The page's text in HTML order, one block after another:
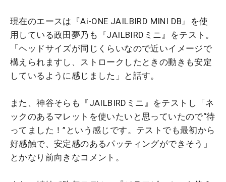
現在のエースは『Ai-ONE JAILBIRD MINI DB』を使
用している政田夢乃も『JAILBIRDミニ』をテスト。
「ヘッドサイズが同じくらいなので近いイメージで
構えられますし、ストロークしたときの動きも安定
しているように感じました」と話す。
また、神谷そらも『JAILBIRDミニ』をテストし「ネ
ックのあるマレットを使いたいと思っていたので“待
ってました！”という感じです。テストでも最初から
好感触で、安定感のあるパッティングができそう」
とかなり前向きなコメント。